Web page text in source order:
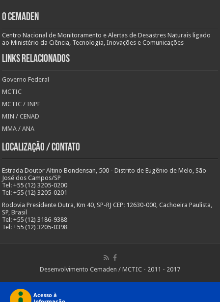
O Cemaden
Centro Nacional de Monitoramento e Alertas de Desastres Naturais ligado
ao Ministério da Ciência, Tecnologia, Inovações e Comunicações
Links Relacionados
Governo Federal
MCTIC
MCTIC / INPE
MIN / CENAD
MMA / ANA
Localização / Contato
Estrada Doutor Altino Bondensan, 500 - Distrito de Eugênio de Melo, São
José dos Campos/SP
Tel: +55 (12) 3205-0200
Tel: +55 (12) 3205-0201
Rodovia Presidente Dutra, Km 40, SP-RJ CEP: 12630-000, Cachoeira Paulista,
SP, Brasil
Tel: +55 (12) 3186-9388
Tel: +55 (12) 3205-0398
Desenvolvimento Cemaden / MCTIC - 2011 - 2017